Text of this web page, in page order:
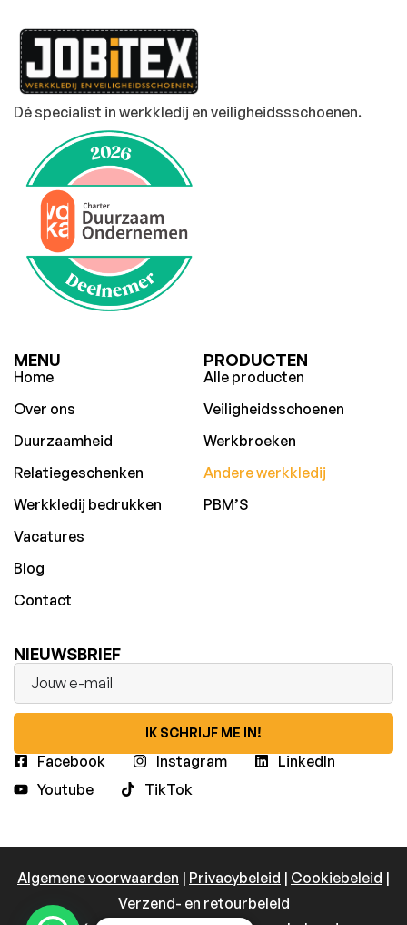
Dé specialist in werkkledij en veiligheidssschoenen.
MENU
Home
Over ons
Duurzaamheid
Relatiegeschenken
Werkkledij bedrukken
Vacatures
Blog
Contact
PRODUCTEN
Alle producten
Veiligheidsschoenen
Werkbroeken
Andere werkkledij
PBM’S
NIEUWSBRIEF
IK SCHRIJF ME IN!
Facebook Instagram
LinkedIn
Youtube
TikTok
Algemene voorwaarden | Privacybeleid | Cookiebeleid |
Verzend- en retourbeleid